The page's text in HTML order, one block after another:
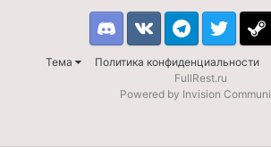
Тема Политика конфиденциальности
DiscordVK TelegramTwitter
FullRest.ru
Powered by Invision